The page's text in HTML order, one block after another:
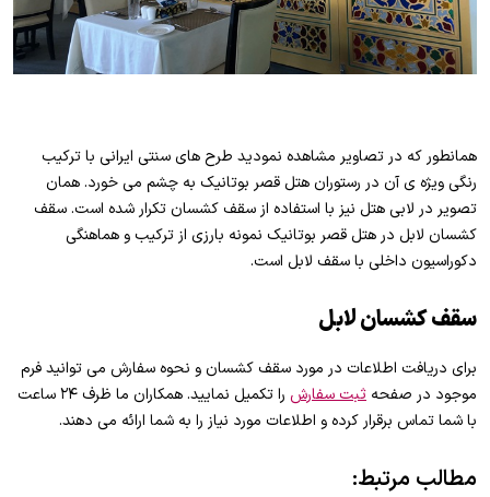
همانطور که در تصاویر مشاهده نمودید طرح های سنتی ایرانی با ترکیب
رنگی ویژه ی آن در رستوران هتل قصر بوتانیک به چشم می خورد. همان
تصویر در لابی هتل نیز با استفاده از سقف کشسان تکرار شده است. سقف
کشسان لابل در هتل قصر بوتانیک نمونه بارزی از ترکیب و هماهنگی
دکوراسیون داخلی با سقف لابل است.
سقف کشسان لابل
برای دریافت اطلاعات در مورد سقف کشسان و نحوه سفارش می توانید فرم
موجود در صفحه ثبت سفارش
را تکمیل نمایید. همکاران ما ظرف ۲۴ ساعت
با شما تماس برقرار کرده و اطلاعات مورد نیاز را به شما ارائه می دهند.
مطالب مرتبط: